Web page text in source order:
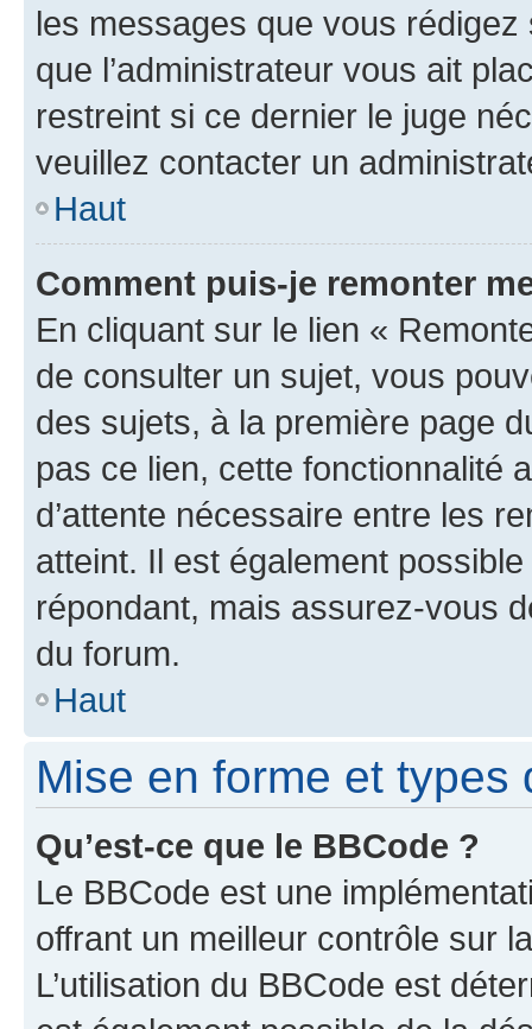
les messages que vous
que l’administrateur vous ait
restreint si ce dernier le juge
veuillez contacter un
Haut
Comment puis-je remonter
En cliquant sur le lien «
de consulter un sujet, vous
des sujets, à la première page
pas ce lien, cette fonctionnalité
d’attente nécessaire entre les
atteint. Il est également
répondant, mais assurez-vous
du forum.
Haut
Mise en forme et types
Qu’est-ce que le BBCode ?
Le BBCode est une
offrant un meilleur contrôle sur
L’utilisation du BBCode est